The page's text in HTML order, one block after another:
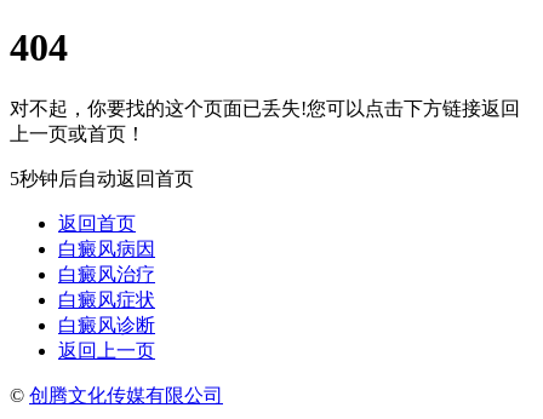
404
对不起，你要找的这个页面已丢失!您可以点击下方链接返回
上一页或首页！
5秒钟后自动返回首页
返回首页
白癜风病因
白癜风治疗
白癜风症状
白癜风诊断
返回上一页
© 创腾文化传媒有限公司